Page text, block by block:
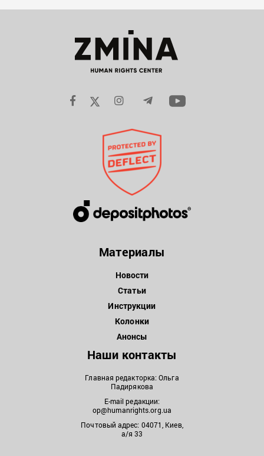
Материалы
Новости
Статьи
Инструкции
Колонки
Анонсы
Наши контакты
Главная редакторка: Ольга
Падирякова
E-mail редакции:
op@humanrights.org.ua
Почтовый адрес: 04071, Киев,
а/я 33